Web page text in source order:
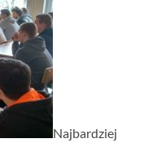
Najbardziej